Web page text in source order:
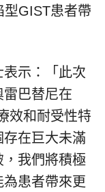
型GIST患者帶
示：「此次
雷巴替尼在
效和耐受性特
在巨大未滿
我們將積極
患者帶來更